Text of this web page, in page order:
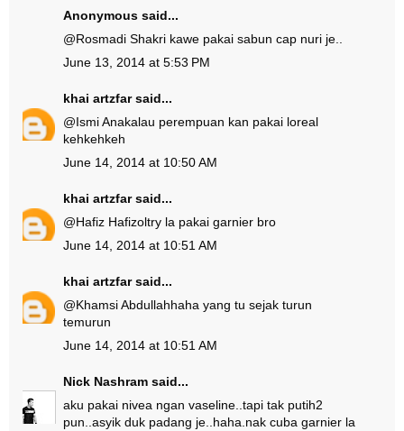
Anonymous said...
@Rosmadi Shakri kawe pakai sabun cap nuri je..
June 13, 2014 at 5:53 PM
khai artzfarsaid...
@Ismi Anakalau perempuan kan pakai loreal
kehkehkeh
June 14, 2014 at 10:50 AM
khai artzfarsaid...
@Hafiz Hafizoltry la pakai garnier bro
June 14, 2014 at 10:51 AM
khai artzfarsaid...
@Khamsi Abdullahhaha yang tu sejak turun
temurun
June 14, 2014 at 10:51 AM
Nick Nashram said...
aku pakai nivea ngan vaseline..tapi tak putih2
pun..asyik duk padang je..haha.nak cuba garnier la